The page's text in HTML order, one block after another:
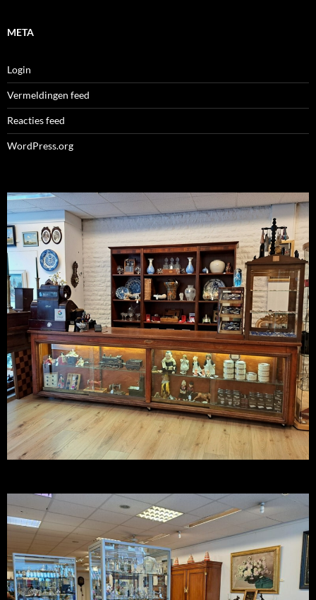
META
Login
Vermeldingen feed
Reacties feed
WordPress.org